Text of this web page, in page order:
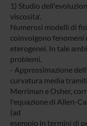
1) Studio
viscosita'.
Numerosi modelli di
coinvolgono fenomeni
eterogenei. In tale
problemi.
- Approssimazione
curvatura media
Merriman e Osher,
l'equazione di Allen-
(ad
esempio in termini di